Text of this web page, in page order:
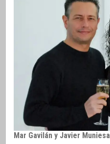
Mar Gavilán y Javier Muniesa